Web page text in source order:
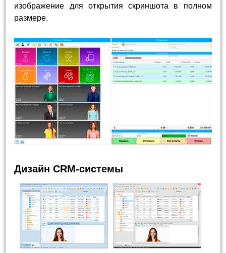
изображение для открытия скриншота в полном
размере.
Дизайн CRM-системы